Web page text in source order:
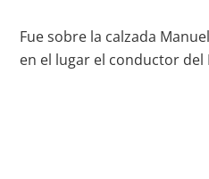
Fue sobre la calzada
en el lugar el conductor